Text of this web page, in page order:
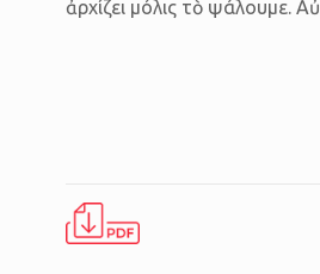
ἀρχίζει μόλις τὸ ψάλουμε.